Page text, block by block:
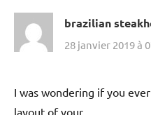
brazilian
28 janvier 2019 à
I was wondering if you
layout of your